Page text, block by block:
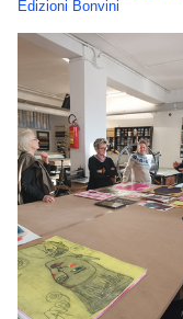
Edizioni Bonvini